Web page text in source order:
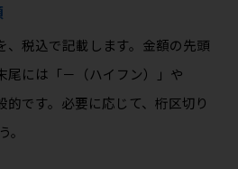
、税込で記載します。金額の先頭
尾には「－（ハイフン）
」や
的です。必要に応じて、桁区切り